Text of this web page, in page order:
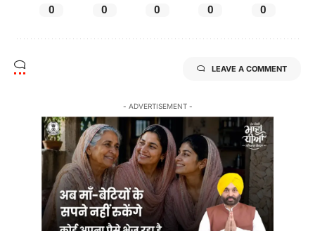
0 0 0 0 0
LEAVE A COMMENT
- ADVERTISEMENT -